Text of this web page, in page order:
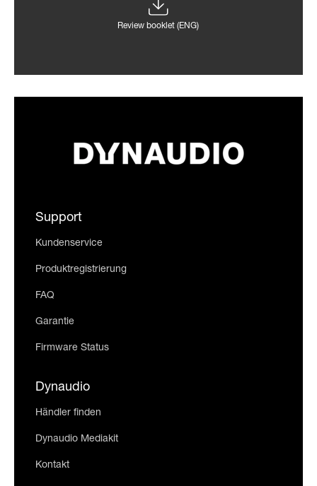
Review booklet (ENG)
Support
Kundenservice
Produktregistrierung
FAQ
Garantie
Firmware Status
Dynaudio
Händler finden
Dynaudio Mediakit
Kontakt